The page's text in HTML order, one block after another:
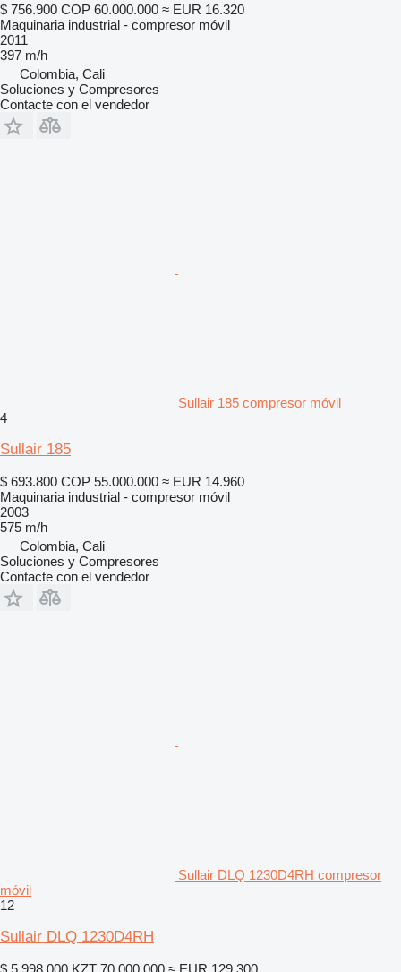
$ 756.900 COP 60.000.000 ≈ EUR 16.320
Maquinaria industrial - compresor móvil
2011
397 m/h
Colombia, Cali
Soluciones y Compresores
Contacte con el vendedor
Sullair 185 compresor móvil
4
Sullair 185
$ 693.800 COP 55.000.000 ≈ EUR 14.960
Maquinaria industrial - compresor móvil
2003
575 m/h
Colombia, Cali
Soluciones y Compresores
Contacte con el vendedor
Sullair DLQ 1230D4RH compresor
móvil
12
Sullair DLQ 1230D4RH
$ 5.998.000 KZT 70.000.000 ≈ EUR 129.300